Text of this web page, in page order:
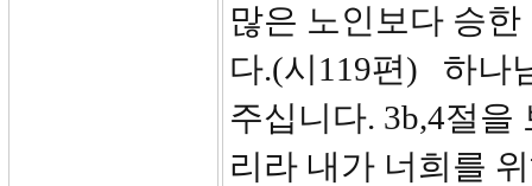
많은 노인보다 승
다.(시119편) 하나
주십니다. 3b,4절을
리라 내가 너희를